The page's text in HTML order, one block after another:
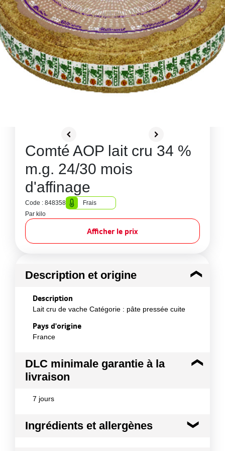
Comté AOP lait cru 34 %
m.g. 24/30 mois
d'affinage
Code : 848358
Frais
Par kilo
Afficher le prix
Description et origine
Description
Lait cru de vache Catégorie : pâte pressée cuite
Pays d'origine
France
DLC minimale garantie à la
livraison
7 jours
Ingrédients et allergènes